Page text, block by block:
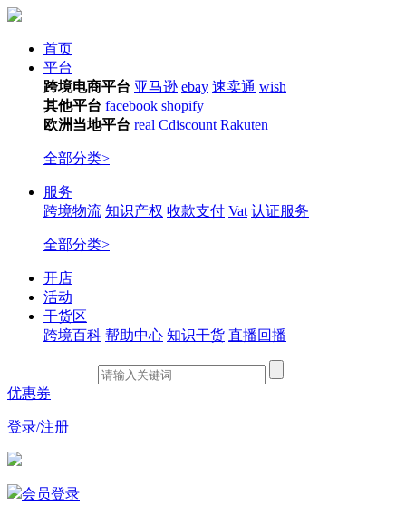
首页
平台
跨境电商平台 亚马逊 ebay 速卖通 wish
其他平台 facebook shopify
欧洲当地平台 real Cdiscount Rakuten
全部分类>
服务
跨境物流 知识产权 收款支付 Vat 认证服务
全部分类>
开店
活动
干货区
跨境百科 帮助中心 知识干货 直播回播
优惠券
登录/注册
会员登录